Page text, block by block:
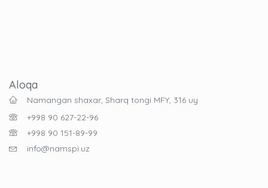
Aloqa
Namangan shaxar, Sharq tongi MFY, 316 uy
+998 90 627-22-96
+998 90 151-89-99
info@namspi.uz